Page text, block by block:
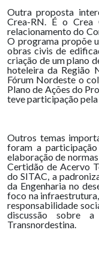
Outra proposta
Crea-RN. É o
relacionamento do
O programa propõe
obras civis de
criação de um plano
hoteleira da Região
Fórum Nordeste o
Plano de Ações do
teve participação
Outros temas
foram a
elaboração de
Certidão de Acervo
do SITAC, a
da Engenharia no
foco na
responsabilidade
discussão sobre
Transnordestina.